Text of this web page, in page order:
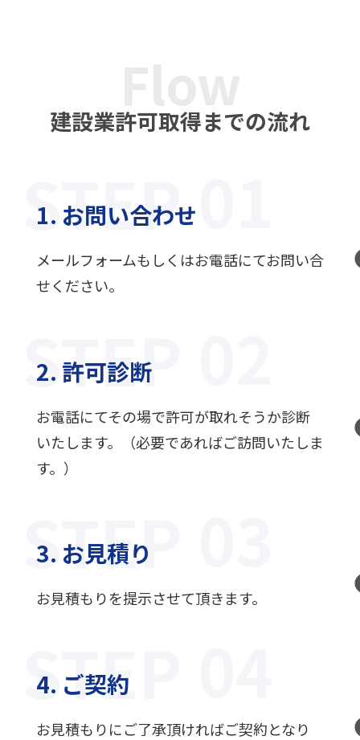
建設業許可取得までの流れ
STEP
1. お問い合わせ
メールフォームもしくはお電話にてお問い合
せください。
STEP
2. 許可診断
お電話にてその場で許可が取れそうか診断
いたします。（必要であればご訪問いたしま
す。）
STEP
3. お見積り
お見積もりを提示させて頂きます。
STEP
4. ご契約
お見積もりにご了承頂ければご契約となり